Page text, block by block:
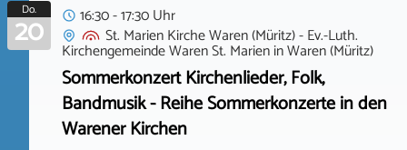
Do.
20
16:30 - 17:30 Uhr
St. Marien Kirche Waren (Müritz) - Ev.-Luth.
Kirchengemeinde Waren St. MarieninWaren (Müritz)
Sommerkonzert Kirchenlieder, Folk,
Bandmusik - Reihe Sommerkonzerte in den
Warener Kirchen